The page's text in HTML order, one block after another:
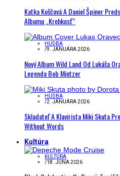
Katka Koščová A Daniel Špiner
Albumu „Krehkosť“
HUDBA
/9. JANUÁRA 2026
Nový Album Wild Land Od Lukáša
Legenda Bob Mintzer
HUDBA
/2. JANUÁRA 2026
Skladateľ A Klavirista Miki Skuta
Without Words
Kultúra
KULTÚRA
/18. JÚNA 2026